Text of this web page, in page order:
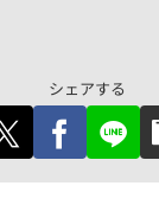
シェアする